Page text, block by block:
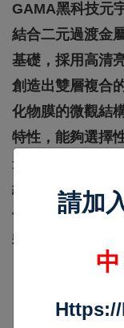
GAMA黑科技元
結合二元過渡金
基礎，採用高清
創造出雙層複合
化物膜的微觀結
特性，能夠選擇
光穿透率。
經久耐用、不易
信號等特性。其
耗，實現節能環保
透視率：依不
請加